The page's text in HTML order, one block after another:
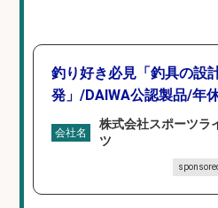
釣り好き必見「釣具の設
発」/DAIWA公認製品/年
会社名
株式会社スポーツラ
ツ